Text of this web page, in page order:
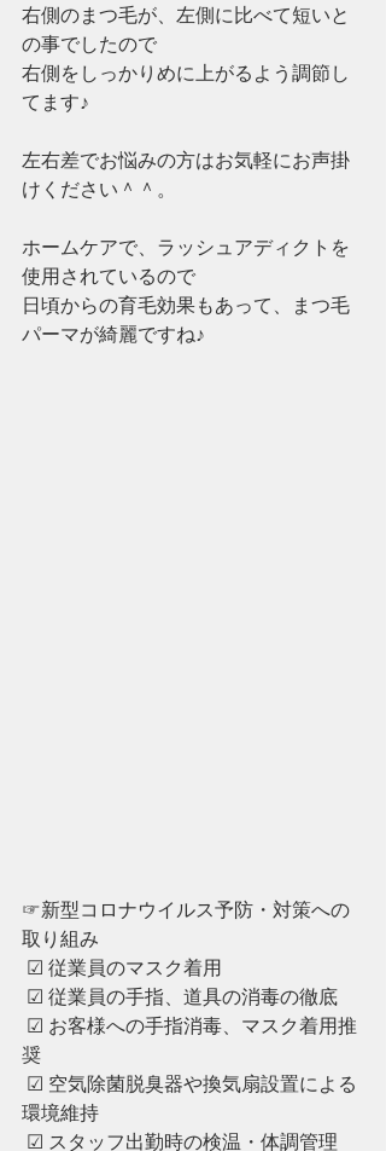
右側のまつ毛が、左側に比べて短いと
の事でしたので
右側をしっかりめに上がるよう調節し
てます♪
左右差でお悩みの方はお気軽にお声掛
けください＾＾。
ホームケアで、ラッシュアディクトを
使用されているので
日頃からの育毛効果もあって、まつ毛
パーマが綺麗ですね♪
☞新型コロナウイルス予防・対策への
取り組み
☑︎ 従業員のマスク着用
☑︎ ︎従業員の手指、道具の消毒の徹底
奨
環境維持
☑︎ ︎スタッフ出勤時の検温・体調管理